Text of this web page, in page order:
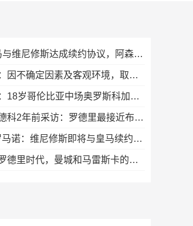
DO：皇马与维尼修斯达成续约协议，阿森纳方面的追求将结束
巴萨官方：因不确定因素及客观环境，取消8月15日的友谊赛
曼联官方：18岁哥伦比亚中场奥罗斯科加盟球队，将进入青训体系
世体扒出德科2年前采访：罗德里最接近布斯克茨，但曼城不会卖他
HWG！罗马诺：维尼修斯即将与皇马续约，签下为期6年的全新合同
迪马：后罗德里时代，曼城和马雷斯卡的中场梦想人选已确定为恩佐